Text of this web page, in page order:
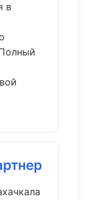
в